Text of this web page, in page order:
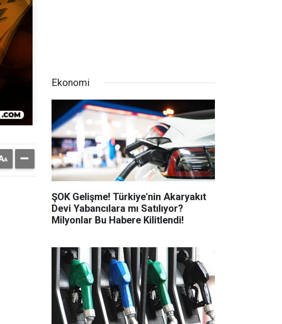
Ekonomi
ŞOK Gelişme! Türkiye'nin Akaryakıt
Devi Yabancılara mı Satılıyor?
Milyonlar Bu Habere Kilitlendi!